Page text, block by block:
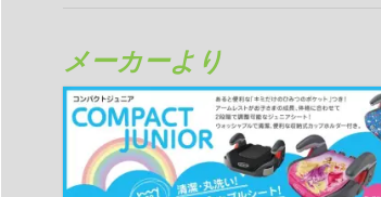
メーカーより